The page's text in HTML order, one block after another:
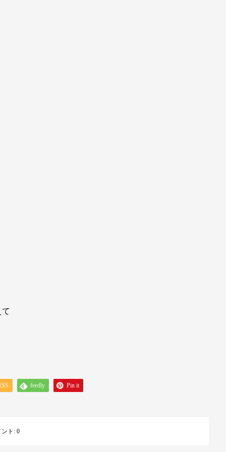
feedly Pin it
ント: 0